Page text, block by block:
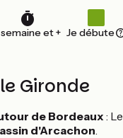
semaine et + Je débute
Gironde
de Bordeaux : Le
d'Arcachon.